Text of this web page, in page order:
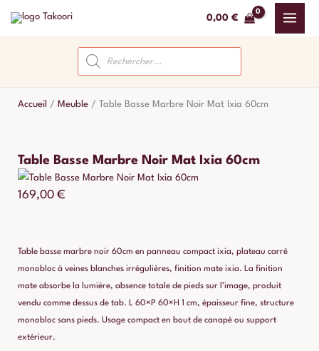
0,00 €
Recherche
de
produits
Accueil / Meuble / Table Basse Marbre Noir Mat Ixia 60cm
Table Basse Marbre Noir Mat Ixia 60cm
169,00 €
Table basse marbre noir 60cm en panneau compact ixia, plateau carré
monobloc à veines blanches irrégulières, finition mate ixia. La finition
mate absorbe la lumière, absence totale de pieds sur l’image, produit
vendu comme dessus de tab. L 60×P 60×H 1 cm, épaisseur fine, structure
monobloc sans pieds. Usage compact en bout de canapé ou support
extérieur.